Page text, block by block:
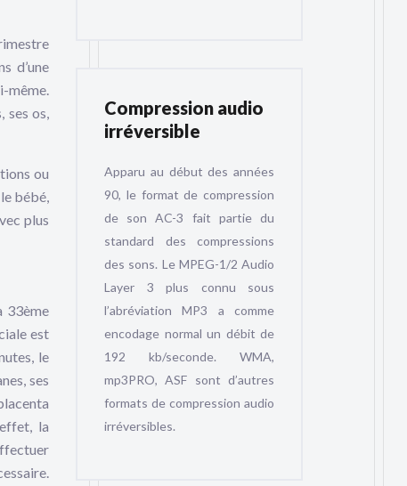
d’une
même.
ses os,
ou
bébé,
plus
33ème
est
le
ses
la
Compression audio
irréversible
Apparu au début des années
90, le format de compression
de son AC-3 fait partie du
standard des compressions
des sons. Le MPEG-1/2 Audio
Layer 3 plus connu sous
l’abréviation MP3 a comme
encodage normal un débit de
192 kb/seconde. WMA,
mp3PRO, ASF sont d’autres
formats de compression audio
irréversibles.